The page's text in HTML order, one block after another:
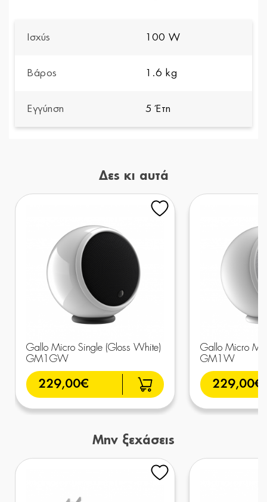
Ισχύς 100 W
Βάρος 1.6 kg
Εγγύηση 5 Έτη
Δες κι αυτά
Gallo Micro Single (Gloss White)
GM1GW
229,00€
Gallo Micro
GM1W
229,00€
Μην ξεχάσεις